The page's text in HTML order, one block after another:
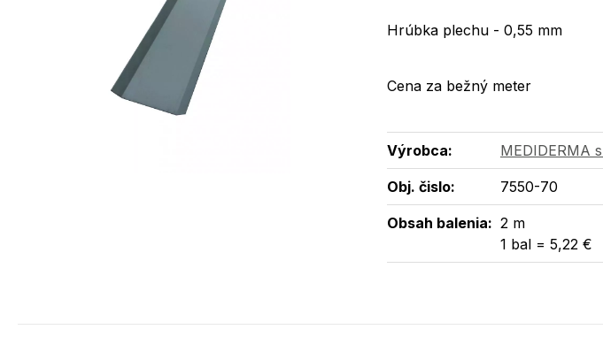
Hrúbka plechu - 0,55 mm
Cena za bežný meter
Výrobca: MEDIDERMA
Obj. čislo: 7550-70
Obsah balenia: 2 m
1 bal = 5,22 €